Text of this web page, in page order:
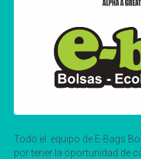
Todo el equipo de E-Bags
por tener la oportunidad de